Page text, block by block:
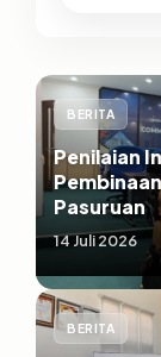
BERITA
Penilaian
Pasuruan
14 Juli 2026
BERITA